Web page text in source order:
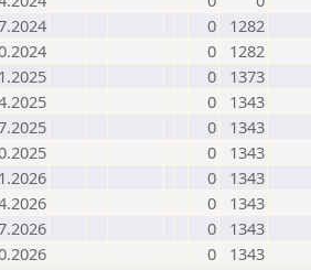
0
1282
0
1282
0
1373
0
1343
0
1343
0
1343
0
1343
0
1343
0
1343
0 1343